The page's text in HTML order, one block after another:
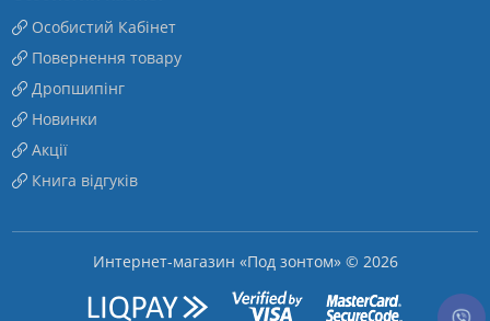
Особистий Кабінет
Повернення товару
Дропшипінг
Новинки
Акції
Книга відгуків
Интернет-магазин «Под зонтом» © 2026